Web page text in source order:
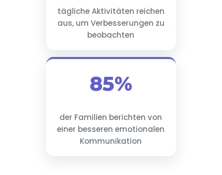
tägliche Aktivitäten reichen
aus, um Verbesserungen zu
beobachten
85%
der Familien berichten von
einer besseren emotionalen
Kommunikation